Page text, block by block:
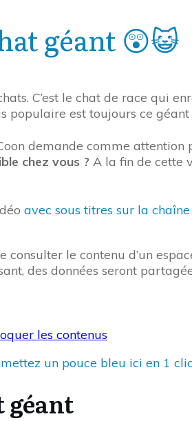
géant 😲😺
C’est le chat de race qui
populaire est toujours ce
demande comme
chez vous ? A la fin de cette
avec sous titres sur la
consulter le contenu d’un
des données seront
les contenus
mettez un pouce bleu ici en 1 clic
géant